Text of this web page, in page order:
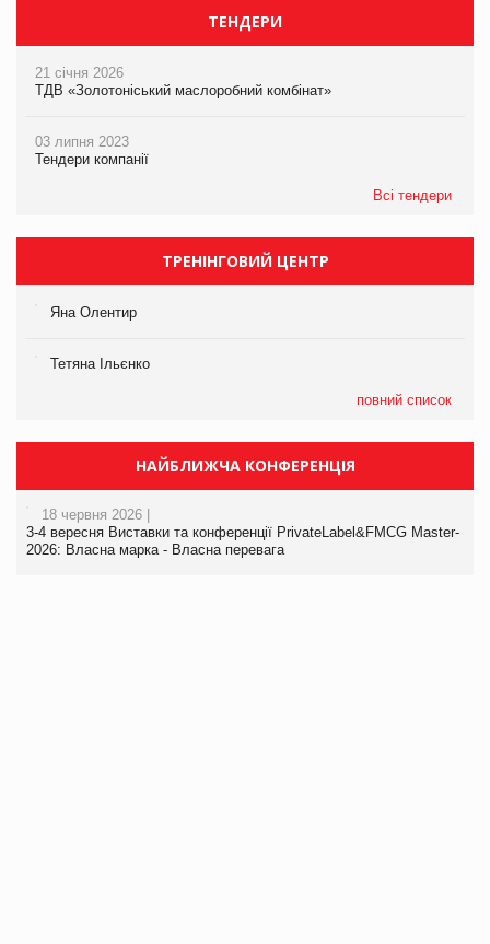
ТЕНДЕРИ
21 січня 2026
ТДВ «Золотоніський маслоробний комбінат»
03 липня 2023
Тендери компанії
Всі тендери
ТРЕНІНГОВИЙ ЦЕНТР
Яна Олентир
Тетяна Ільєнко
повний список
НАЙБЛИЖЧА КОНФЕРЕНЦІЯ
18 червня 2026 |
3-4 вересня Виставки та конференції PrivateLabel&FMCG Master-
2026: Власна марка - Власна перевага